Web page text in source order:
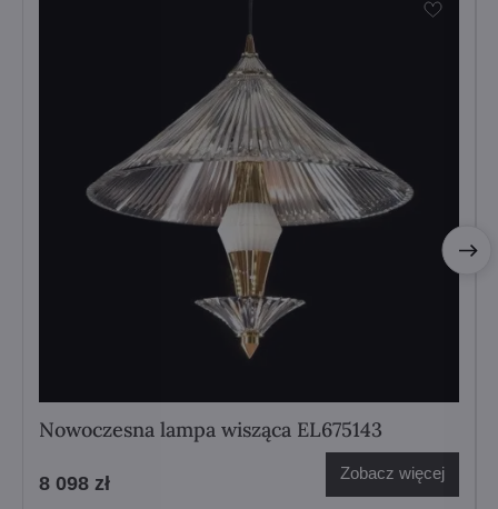
Nowoczesna lampa wisząca EL675143
8 098 zł Zobacz więcej